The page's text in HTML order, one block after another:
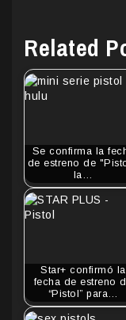
Related
Se confirma la
de estreno de
la…
Star+ confirmó la
fecha de estreno
“Pistol” para…